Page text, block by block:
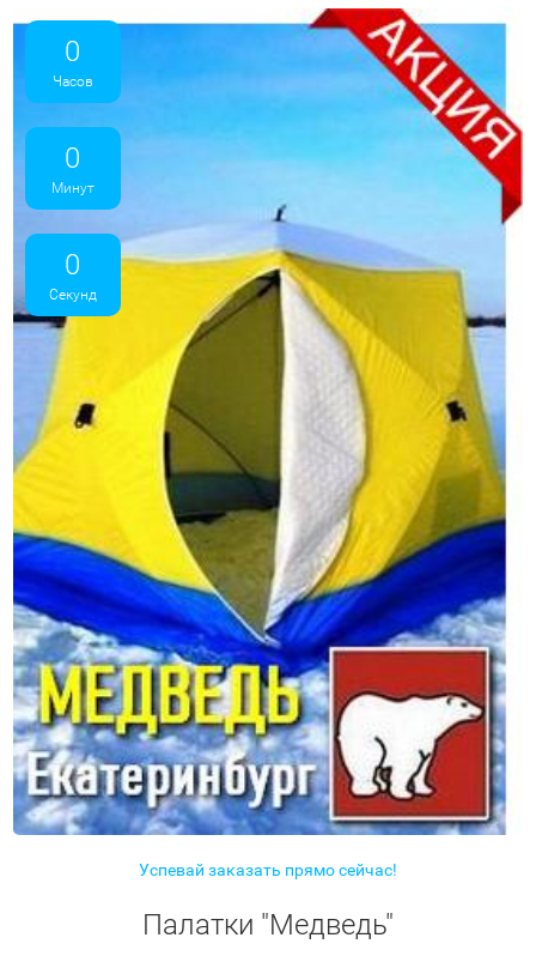
0
Часов
0
Минут
0
Секунд
Успевай заказать прямо сейчас!
Палатки "Медведь"